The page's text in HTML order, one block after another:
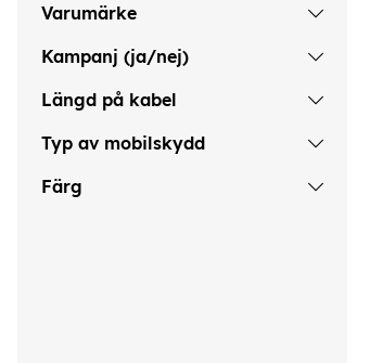
Varumärke
Kampanj (ja/nej)
Längd på kabel
Typ av mobilskydd
Färg